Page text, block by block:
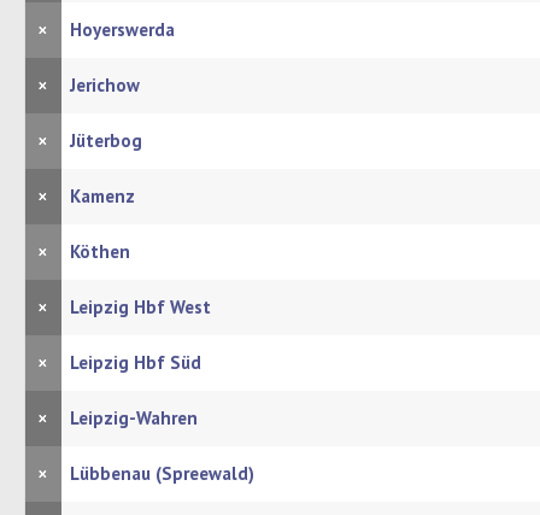
× Hoyerswerda
× Jerichow
× Jüterbog
× Kamenz
× Köthen
× Leipzig Hbf West
× Leipzig Hbf Süd
× Leipzig-Wahren
× Lübbenau (Spreewald)